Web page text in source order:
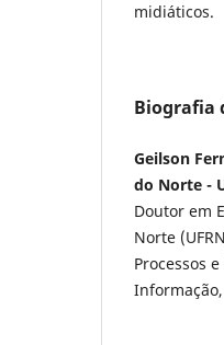
midiáticos.
Biografia
Geilson
do Norte -
Doutor em
Norte
Processos